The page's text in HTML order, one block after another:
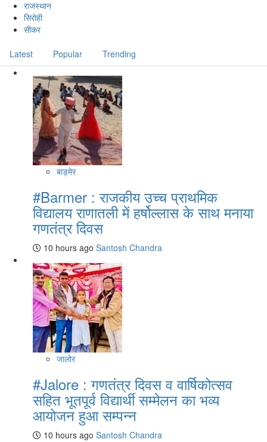
राजस्थान
सिरोही
सीकर
Latest Popular Trending
बाड़मेर
#Barmer : राजकीय उच्च प्राथमिक
विद्यालय राणातली में हर्षोल्लास के साथ मनाया
गणतंत्र दिवस
10 hours ago Santosh Chandra
जालोर
#Jalore : गणतंत्र दिवस व वार्षिकोत्सव
सहित भूतपूर्व विद्यार्थी सम्मेलन का भव्य
आयोजन हुआ सम्पन्न
10 hours ago Santosh Chandra